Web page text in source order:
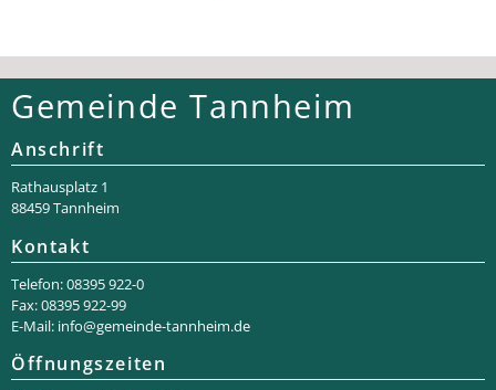
Gemeinde Tannheim
Anschrift
Rathaus­platz 1
88459 Tannheim
Kontakt
Telefon: 08395 922-0
Fax: 08395 922-99
E-Mail: info@gemeinde-tannheim.de
Öffnungszeiten